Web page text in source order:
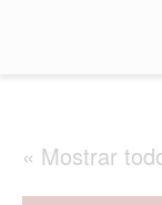
« Mostrar